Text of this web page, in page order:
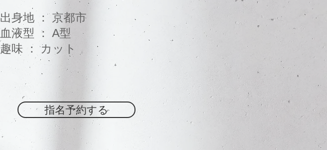
出身地 ： 京都市
血液型 ： A型
趣味 ： カット
指名予約する